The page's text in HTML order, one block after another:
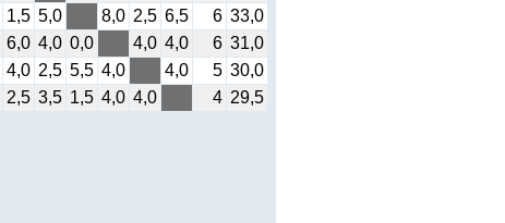
1,5 5,0 8,0 2,5 6,5 6 33,0
6,0 4,0 0,0 4,0 4,0 6 31,0
4,0 2,5 5,5 4,0 4,0 5 30,0
2,5 3,5 1,5 4,0 4,0 4 29,5